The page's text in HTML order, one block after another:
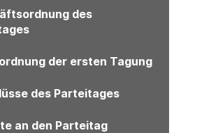
des
der ersten Tagung
des Parteitages
an den Parteitag